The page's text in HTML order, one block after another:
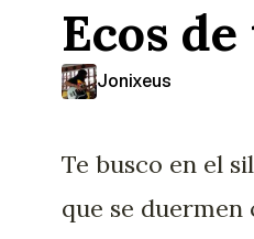
Ecos
Jonixeus
Te busco en el
que se